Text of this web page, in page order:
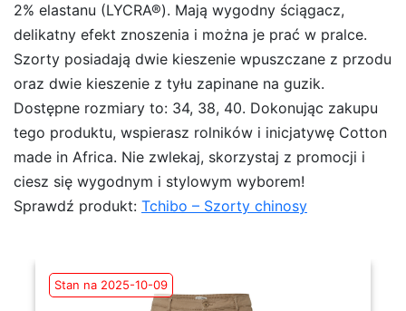
2% elastanu (LYCRA®). Mają wygodny ściągacz,
delikatny efekt znoszenia i można je prać w pralce.
Szorty posiadają dwie kieszenie wpuszczane z przodu
oraz dwie kieszenie z tyłu zapinane na guzik.
Dostępne rozmiary to: 34, 38, 40. Dokonując zakupu
tego produktu, wspierasz rolników i inicjatywę Cotton
made in Africa. Nie zwlekaj, skorzystaj z promocji i
ciesz się wygodnym i stylowym wyborem!
Sprawdź produkt: Tchibo – Szorty chinosy
Stan na 2025-10-09